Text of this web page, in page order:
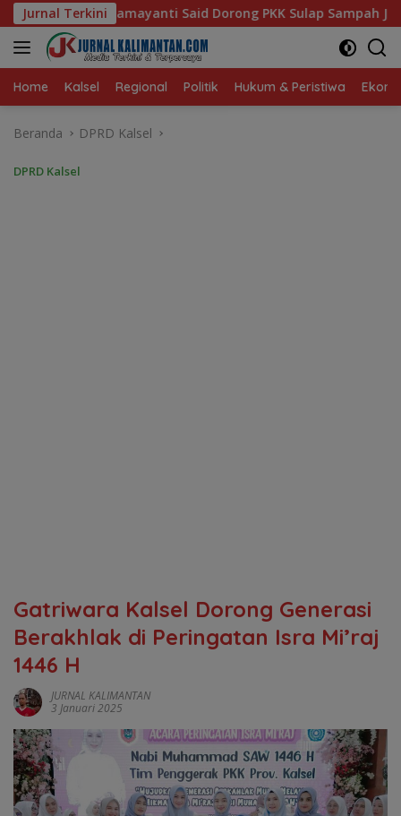
Langsung
ke
konten
Jurnal Terkini
PKK Sulap Sampah Jadi Sumber Penghasilan
Home Kalsel Regional Politik Hukum & Peristiwa
Beranda DPRD Kalsel
DPRD Kalsel
Gatriwara Kalsel Dorong Generasi
Berakhlak di Peringatan Isra Mi’raj
1446 H
JURNAL KALIMANTAN
3 Januari 2025